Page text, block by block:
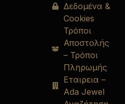
Δεδομένα &
Cookies
Τρόποι
Αποστολής
– Τρόποι
Πληρωμής
Εταιρεια –
Ada Jewel